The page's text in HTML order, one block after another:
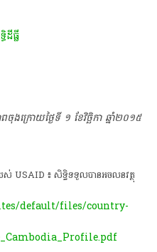
ដីធ្លី
ពចុងក្រោយថ្ងៃទី ១ ខែវិច្ឆិកា ឆ្នាំ២០១៥
ស់ USAID ៖ សិទ្ធិទទួលបានអចលនវត្ថុ
default/files/country-